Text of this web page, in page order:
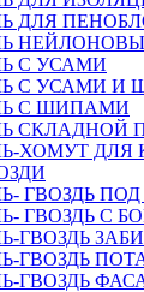
ДЛЯ
С УСАМИ
С УСАМИ И
С ШИПАМИ
СКЛАДНОЙ
ХОМУТ ДЛЯ
ГВОЗДЬ
ГВОЗДЬ С
ГВОЗДЬ
ГВОЗДЬ
ГВОЗДЬ